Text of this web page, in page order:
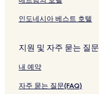
크
는
링
크
인도네시아 베스트 호텔
지원 및 자주 묻는 질문
내 예약
자주 묻는 질문(FAQ)